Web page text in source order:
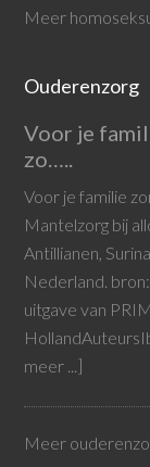
Meer
Ouderenzorg
Voor je
zo…..
Voor je familie
Mantelzorg bij
Antillianen,
Nederland.
uitgave van
meer ...]
Meer